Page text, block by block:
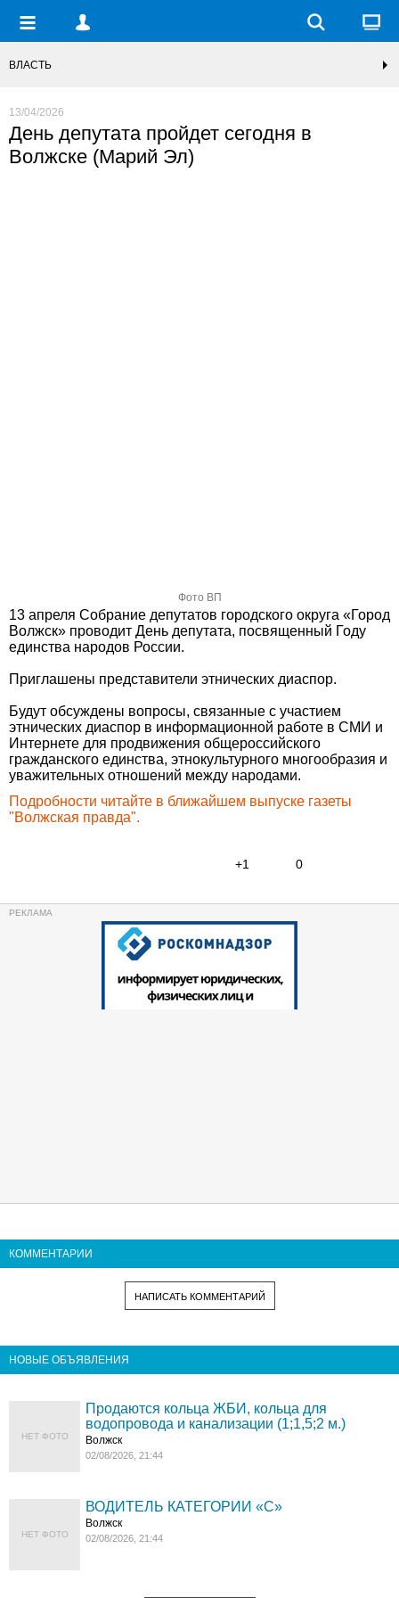
ВЛАСТЬ
13/04/2026
День депутата пройдет сегодня в
Волжске (Марий Эл)
Фото ВП
13 апреля Собрание депутатов городского округа «Город
Волжск» проводит День депутата, посвященный Году
единства народов России.
Приглашены представители этнических диаспор.
Будут обсуждены вопросы, связанные с участием
этнических диаспор в информационной работе в СМИ и
Интернете для продвижения общероссийского
гражданского единства, этнокультурного многообразия и
уважительных отношений между народами.
Подробности читайте в ближайшем выпуске газеты
"Волжская правда".
+1 0
КОММЕНТАРИИ
НАПИСАТЬ КОММЕНТАРИЙ
НОВЫЕ ОБЪЯВЛЕНИЯ
НЕТ ФОТО
Продаются кольца ЖБИ, кольца для
водопровода и канализации (1;1,5;2 м.)
Волжск
02/08/2026, 21:44
НЕТ ФОТО
ВОДИТЕЛЬ КАТЕГОРИИ «C»
Волжск
02/08/2026, 21:44